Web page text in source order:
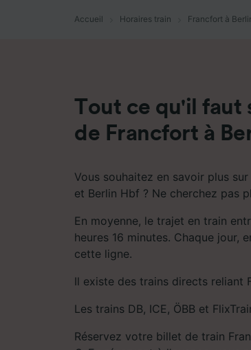
Accueil Horaires train Francfort à
Tout ce qu'il faut
de Francfort à
Vous souhaitez en savoir plus
et Berlin Hbf ? Ne cherchez pas
En moyenne, le trajet en train
heures 16 minutes. Chaque jour,
cette ligne.
Il existe des trains directs reliant
Les trains DB, ICE, ÖBB et
Réservez votre billet de train